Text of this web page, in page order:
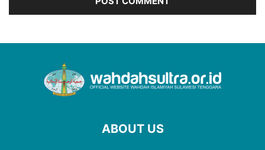
ABOUT US